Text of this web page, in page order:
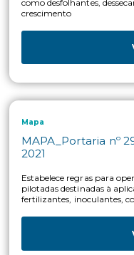
MAPA _ Portaria
junho de 2024
retrabalho,revalidação
química,previstos pela
2023,conforme o